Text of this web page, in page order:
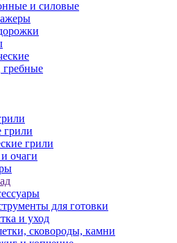
и силовые
грили
грили
очаги
для готовки
и уход
сковороды, камни